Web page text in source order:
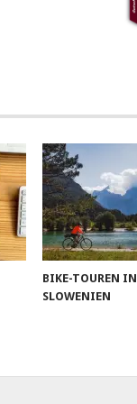
BIKE-TOUREN IN
SLOWENIEN